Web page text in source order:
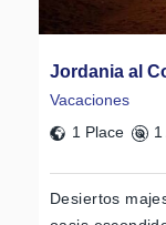
Jordania al
Vacaciones
1 Place
1
Desiertos